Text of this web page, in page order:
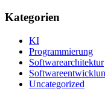
Kategorien
KI
Programmierung
Softwarearchitektur
Uncategorized